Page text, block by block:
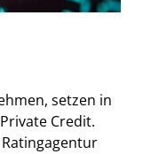
setzen in
Credit.